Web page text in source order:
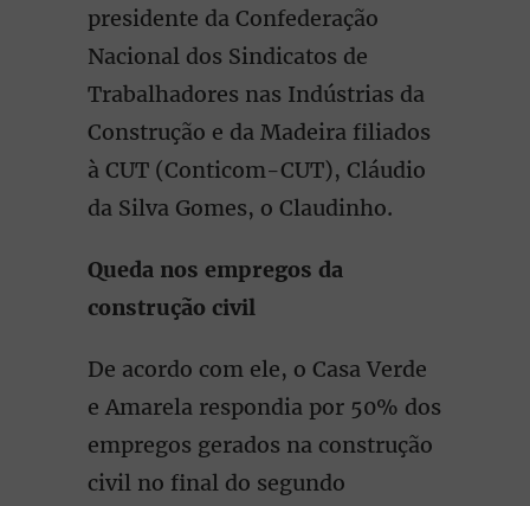
presidente da Confederação
Nacional dos Sindicatos de
Trabalhadores nas Indústrias da
Construção e da Madeira filiados
à CUT (Conticom-CUT), Cláudio
da Silva Gomes, o Claudinho.
Queda nos empregos da
construção civil
De acordo com ele, o Casa Verde
e Amarela respondia por 50% dos
empregos gerados na construção
civil no final do segundo